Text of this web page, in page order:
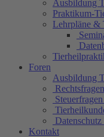
Ausbildung
Praktikum-
Lehrpläne &
Foren
Ausbildung
Kontakt